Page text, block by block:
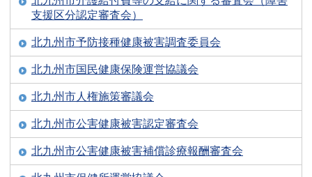
支援区分認定審査会）
北九州市予防接種健康被害調査委員会
北九州市国民健康保険運営協議会
北九州市人権施策審議会
北九州市公害健康被害認定審査会
北九州市公害健康被害補償診療報酬審査会